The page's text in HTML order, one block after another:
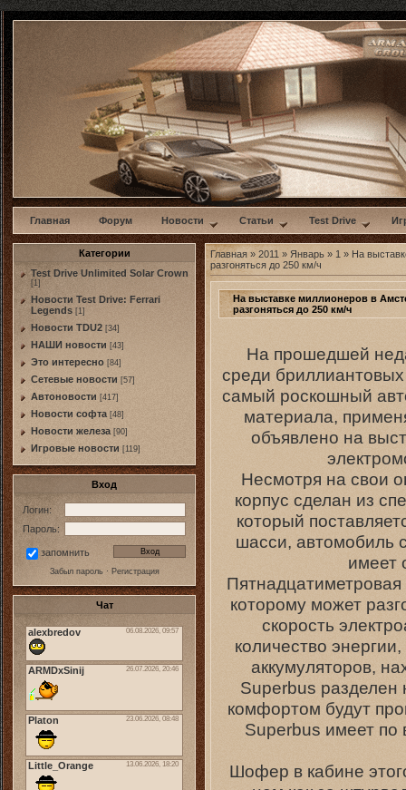
w
Главная Форум Новости Статьи Test Drive
Категории
Test Drive Unlimited Solar Crown
[1]
Новости Test Drive: Ferrari
Legends [1]
Новости TDU2 [34]
НАШИ новости [43]
Это интересно [84]
Сетевые новости [57]
Автоновости [417]
Новости софта [48]
Новоcти железа [90]
Игровые новости [119]
Вход
Логин:
Пароль:
запомнить
Забыл пароль· Регистрация
Чат
Главная » 2011 » Январь » 1 » На
разгоняться до 250 км/ч
На выставке миллионеров в
разгоняться до 250 км/ч
На прошедшей
среди
самый роскошный
материала,
объявлено на
Несмотря на свои
корпус сделан из
который
шасси, автомобиль
имеет
которому может
скорость
количество
аккумуляторов,
Superbus разделен
комфортом будут
Superbus имеет по
Шофер в кабине